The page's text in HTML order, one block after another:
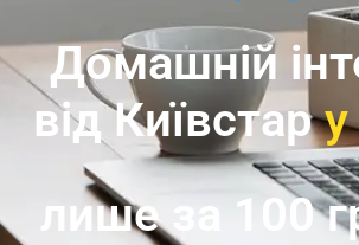
Домашній
від Київстар
лише за 100